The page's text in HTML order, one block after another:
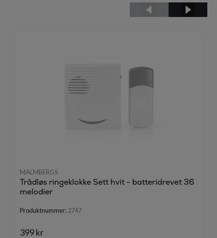
MALMBERGS
Trådløs ringeklokke Sett hvit - batteridrevet 36
melodier
Produktnummer: 2747
399 kr